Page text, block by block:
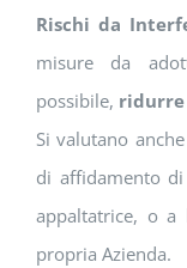
Rischi da
misure da
possibile,
Si valutano
di affidamento
appaltatrice, o a
propria Azienda.